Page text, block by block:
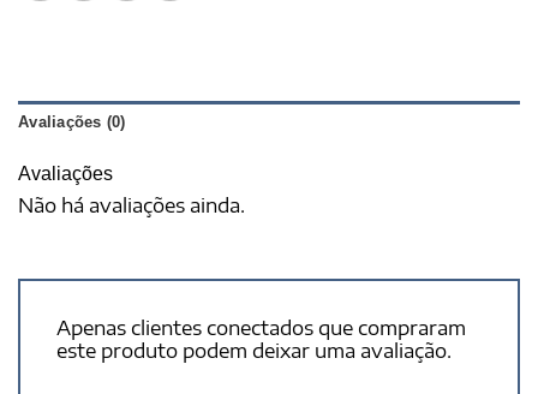
Avaliações (0)
Avaliações
Não há avaliações ainda.
Apenas clientes conectados que compraram
este produto podem deixar uma avaliação.